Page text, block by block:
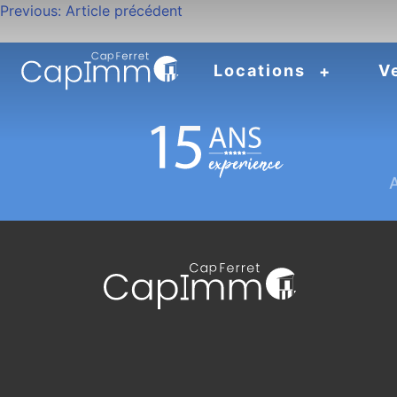
Locations
Navigation
de
l’article
Previous: Article précédent